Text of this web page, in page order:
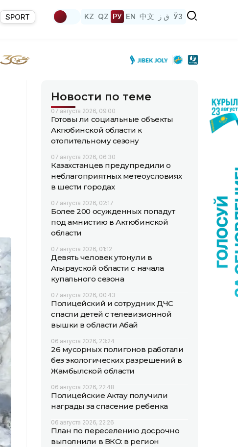
SPORT KZ QZ РУ EN 中文 ق ز ЎЗ
Новости по теме
07 августа 2026, 09:00
Готовы ли социальные объекты
Актюбинской области к
отопительному сезону
07 августа 2026, 06:30
Казахстанцев предупредили о
неблагоприятных метеоусловиях
в шести городах
07 августа 2026, 02:17
Более 200 осужденных попадут
под амнистию в Актюбинской
области
07 августа 2026, 01:12
Девять человек утонули в
Атырауской области с начала
купального сезона
07 августа 2026, 00:43
Полицейский и сотрудник ДЧС
спасли детей с телевизионной
вышки в области Абай
06 августа 2026, 23:24
26 мусорных полигонов работали
без экологических разрешений в
Жамбылской области
06 августа 2026, 22:48
Полицейские Актау получили
награды за спасение ребенка
06 августа 2026, 22:26
План по переселению досрочно
выполнили в ВКО: в регион